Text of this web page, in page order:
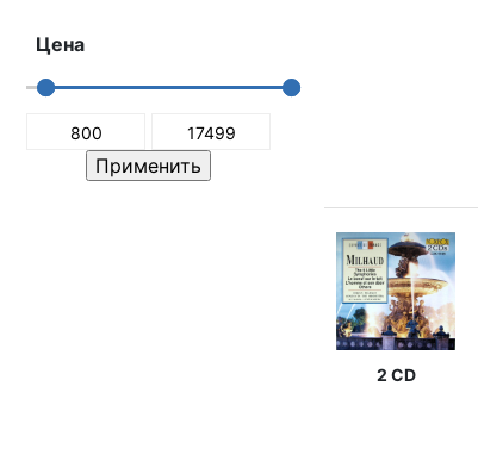
Цена
2 CD